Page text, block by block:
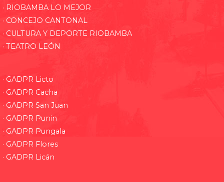
· RIOBAMBA LO MEJOR
· CONCEJO CANTONAL
· CULTURA Y DEPORTE RIOBAMBA
· TEATRO LEÓN
· GADPR Licto
· GADPR Cacha
· GADPR San Juan
· GADPR Punin
· GADPR Pungala
· GADPR Flores
· GADPR Licán